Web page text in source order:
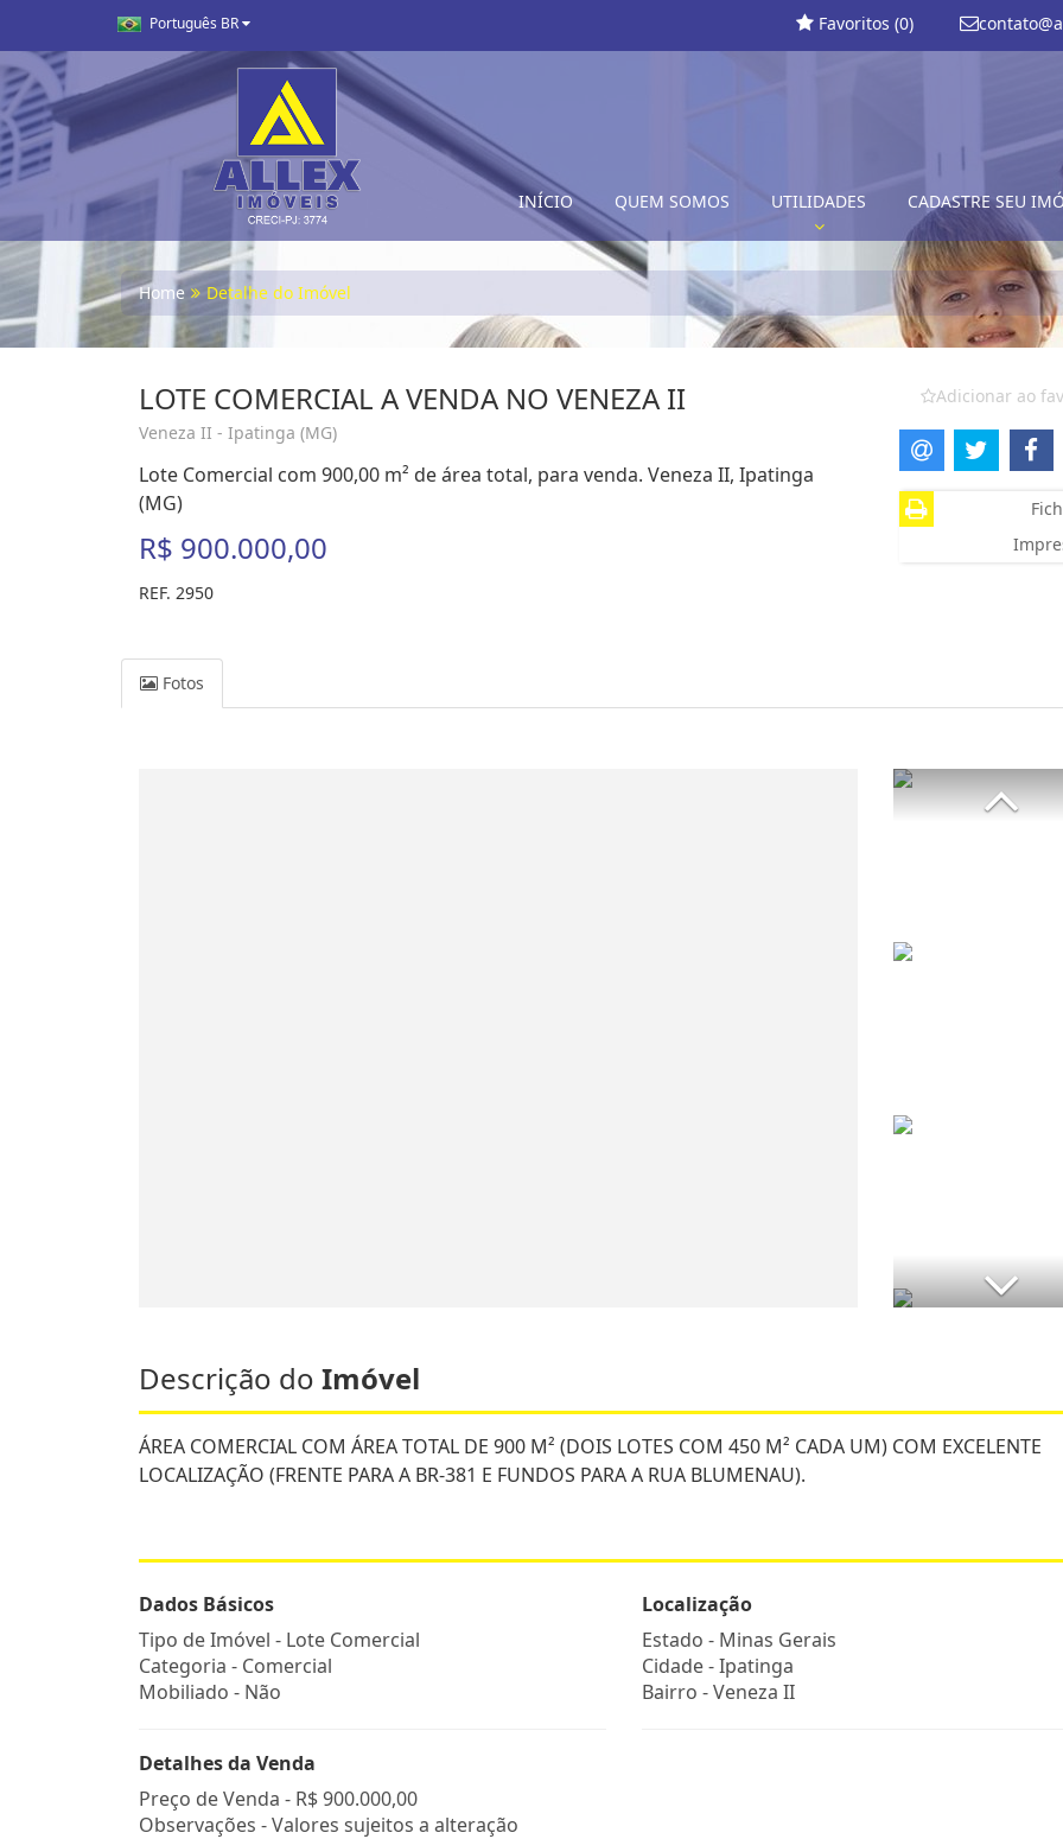
Português BR Favoritos (0)
INÍCIO QUEM SOMOS UTILIDADES CADASTRE SEU
Home Detalhe do Imóvel
LOTE COMERCIAL A VENDA NO VENEZA II
Veneza II - Ipatinga (MG)
Lote Comercial com 900,00 m² de área total, para venda. Veneza II, Ipatinga
(MG)
R$ 900.000,00
REF. 2950
Adicionar ao
Fotos
Descrição do Imóvel
ÁREA COMERCIAL COM ÁREA TOTAL DE 900 M² (DOIS LOTES COM 450 M² CADA UM) COM EXCELENTE
LOCALIZAÇÃO (FRENTE PARA A BR-381 E FUNDOS PARA A RUA BLUMENAU).
Dados Básicos
Tipo de Imóvel - Lote Comercial
Categoria - Comercial
Mobiliado - Não
Detalhes da Venda
Preço de Venda - R$ 900.000,00
Observações - Valores sujeitos a alteração
Localização
Estado - Minas Gerais
Cidade -Ipatinga
Bairro -Veneza II